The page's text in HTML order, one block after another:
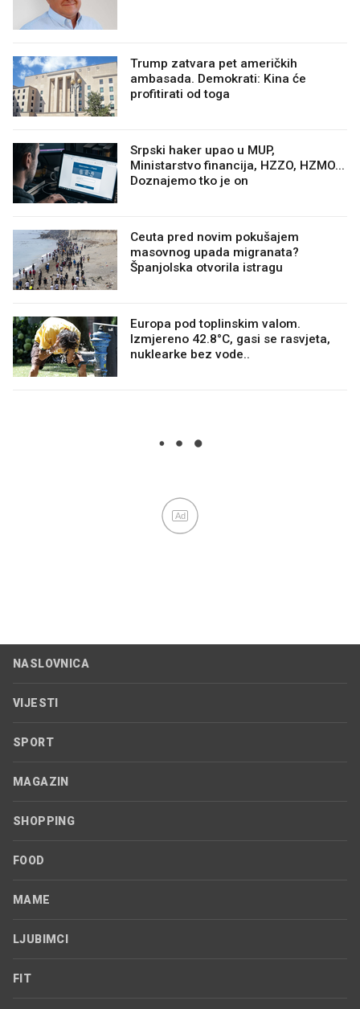
Trump zatvara pet američkih
ambasada. Demokrati: Kina će
profitirati od toga
Srpski haker upao u MUP,
Ministarstvo financija, HZZO, HZMO...
Doznajemo tko je on
Ceuta pred novim pokušajem
masovnog upada migranata?
Španjolska otvorila istragu
Europa pod toplinskim valom.
Izmjereno 42.8°C, gasi se rasvjeta,
nuklearke bez vode..
Ad
NASLOVNICA
VIJESTI
SPORT
MAGAZIN
SHOPPING
FOOD
MAME
LJUBIMCI
FIT